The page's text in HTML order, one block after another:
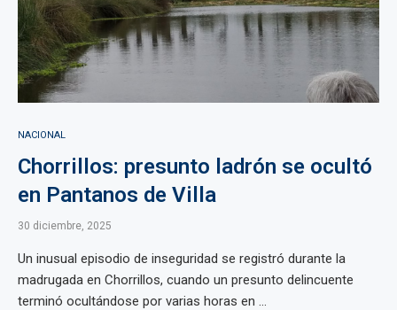
NACIONAL
Chorrillos: presunto ladrón se ocultó
en Pantanos de Villa
30 diciembre, 2025
Un inusual episodio de inseguridad se registró durante la
madrugada en Chorrillos, cuando un presunto delincuente
terminó ocultándose por varias horas en ...